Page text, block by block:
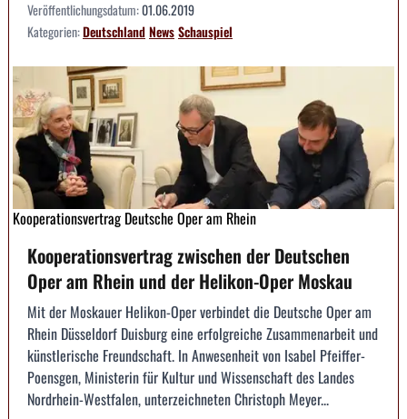
Veröffentlichungsdatum:01.06.2019
Kategorien:DeutschlandNewsSchauspiel
Kooperationsvertrag Deutsche Oper am Rhein
Kooperationsvertrag zwischen der Deutschen
Oper am Rhein und der Helikon-Oper Moskau
Mit der Moskauer Helikon-Oper verbindet die Deutsche Oper am
Rhein Düsseldorf Duisburg eine erfolg­reiche Zusammenarbeit und
künstlerische Freundschaft. In Anwesenheit von Isabel Pfeiffer-
Poensgen, Ministerin für Kultur und Wissenschaft des Landes
Nordrhein-Westfalen, unterzeichneten Christoph Meyer...